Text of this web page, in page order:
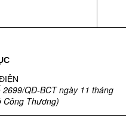
QĐ-BCT ngày 11 tháng
Công Thương)